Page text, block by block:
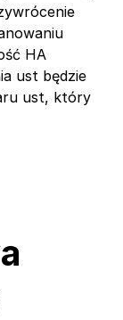
HA
ust będzie
ust, który